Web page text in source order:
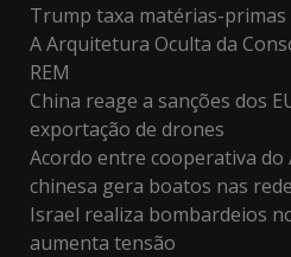
Trump taxa matérias-
A Arquitetura Oculta da
REM
China reage a sanções dos
exportação de drones
Acordo entre cooperativa do
chinesa gera boatos nas
Israel realiza bombardeios
aumenta tensão